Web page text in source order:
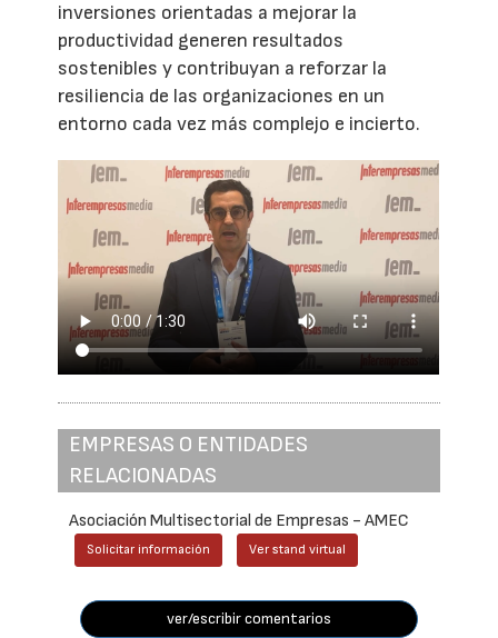
inversiones orientadas a mejorar la
productividad generen resultados
sostenibles y contribuyan a reforzar la
resiliencia de las organizaciones en un
entorno cada vez más complejo e incierto.
EMPRESAS O ENTIDADES
RELACIONADAS
Asociación Multisectorial de Empresas - AMEC
Solicitar información Ver stand virtual
ver/escribir comentarios